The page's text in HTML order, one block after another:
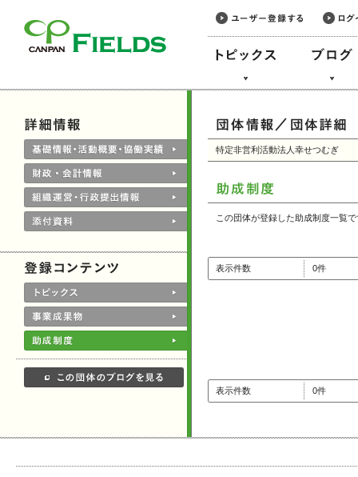
特定非営利活動法人幸せつむぎ
この団体が登録した助成制度一覧
表示件数 0件
表示件数 0件